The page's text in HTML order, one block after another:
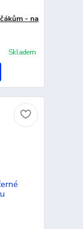
- na
Skladem